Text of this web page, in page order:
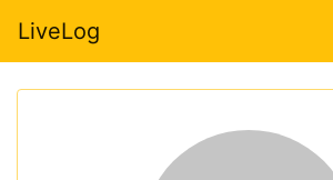
LiveLog